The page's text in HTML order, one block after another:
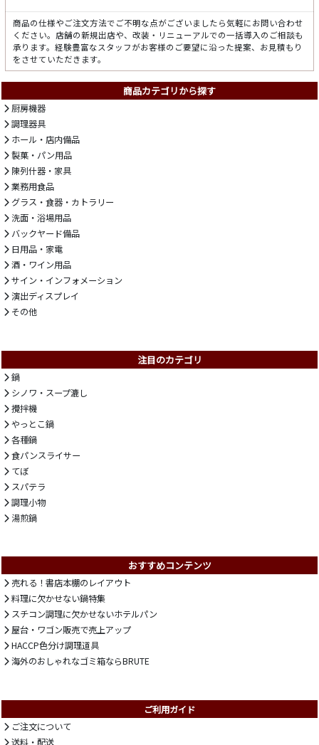
商品の仕様やご注文方法でご不明な点がございましたら気軽にお問い合わせ
ください。店舗の新規出店や、改装・リニューアルでの一括導入のご相談も
承ります。経験豊富なスタッフがお客様のご要望に沿った提案、お見積もり
をさせていただきます。
商品カテゴリから探す
厨房機器
調理器具
ホール・店内備品
製菓・パン用品
陳列什器・家具
業務用食品
グラス・食器・カトラリー
洗面・浴場用品
バックヤード備品
日用品・家電
酒・ワイン用品
サイン・インフォメーション
演出ディスプレイ
その他
注目のカテゴリ
鍋
シノワ・スープ漉し
攪拌機
やっとこ鍋
各種鍋
食パンスライサー
てぼ
スパテラ
調理小物
湯煎鍋
おすすめコンテンツ
売れる！書店本棚のレイアウト
料理に欠かせない鍋特集
スチコン調理に欠かせないホテルパン
屋台・ワゴン販売で売上アップ
HACCP色分け調理道具
海外のおしゃれなゴミ箱ならBRUTE
ご利用ガイド
ご注文について
送料・配送